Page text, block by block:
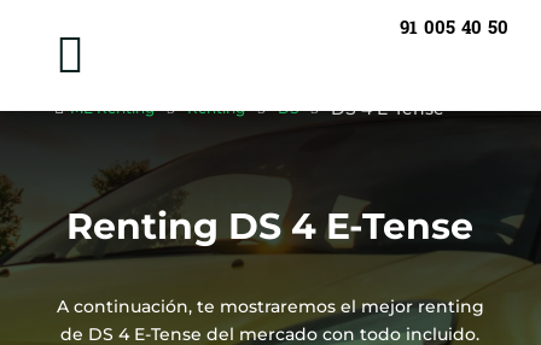

91 005 40 50
 ME Renting 5 Renting 5 DS 5 DS 4 E-Tense
Renting DS 4 E-Tense
A continuación, te mostraremos el mejor renting
de DS 4 E-Tense del mercado con todo incluido.